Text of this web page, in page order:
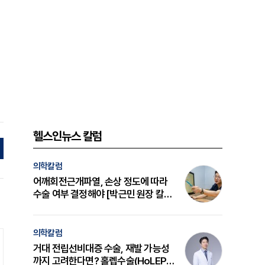
헬스인뉴스 칼럼
의학칼럼
어깨회전근개파열, 손상 정도에 따라
수술 여부 결정해야 [박근민 원장 칼
의학칼럼
거대 전립선비대증 수술, 재발 가능성
까지 고려한다면? 홀렙수술(HoLEP)